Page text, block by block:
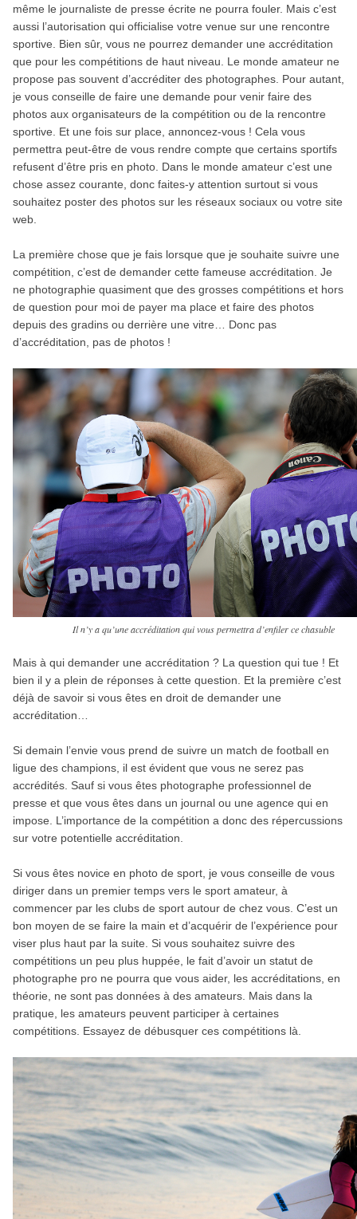
même le journaliste de presse écrite ne pourra fouler. Mais c’est
aussi l’autorisation qui officialise votre venue sur une rencontre
sportive. Bien sûr, vous ne pourrez demander une accréditation
que pour les compétitions de haut niveau. Le monde amateur ne
propose pas souvent d’accréditer des photographes. Pour autant,
je vous conseille de faire une demande pour venir faire des
photos aux organisateurs de la compétition ou de la rencontre
sportive. Et une fois sur place, annoncez-vous ! Cela vous
permettra peut-être de vous rendre compte que certains sportifs
refusent d’être pris en photo. Dans le monde amateur c’est une
chose assez courante, donc faites-y attention surtout si vous
souhaitez poster des photos sur les réseaux sociaux ou votre site
web.
La première chose que je fais lorsque que je souhaite suivre une
compétition, c’est de demander cette fameuse accréditation. Je
ne photographie quasiment que des grosses compétitions et hors
de question pour moi de payer ma place et faire des photos
depuis des gradins ou derrière une vitre… Donc pas
d’accréditation, pas de photos !
Il n’y a qu’une accréditation qui vous permettra d’enfiler ce chasuble
Mais à qui demander une accréditation ? La question qui tue ! Et
bien il y a plein de réponses à cette question. Et la première c’est
déjà de savoir si vous êtes en droit de demander une
accréditation…
Si demain l’envie vous prend de suivre un match de football en
ligue des champions, il est évident que vous ne serez pas
accrédités. Sauf si vous êtes photographe professionnel de
presse et que vous êtes dans un journal ou une agence qui en
impose. L’importance de la compétition a donc des répercussions
sur votre potentielle accréditation.
Si vous êtes novice en photo de sport, je vous conseille de vous
diriger dans un premier temps vers le sport amateur, à
commencer par les clubs de sport autour de chez vous. C’est un
bon moyen de se faire la main et d’acquérir de l’expérience pour
viser plus haut par la suite. Si vous souhaitez suivre des
compétitions un peu plus huppée, le fait d’avoir un statut de
photographe pro ne pourra que vous aider, les accréditations, en
théorie, ne sont pas données à des amateurs. Mais dans la
pratique, les amateurs peuvent participer à certaines
compétitions. Essayez de débusquer ces compétitions là.